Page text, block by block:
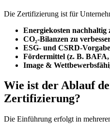
Die Zertifizierung ist für
Energiekosten nachhaltig
CO₂-Bilanzen zu
ESG- und CSRD-
Fördermittel (z. B.
Image &
Wie ist der Ablauf
Zertifizierung?
Die Einführung erfolgt in